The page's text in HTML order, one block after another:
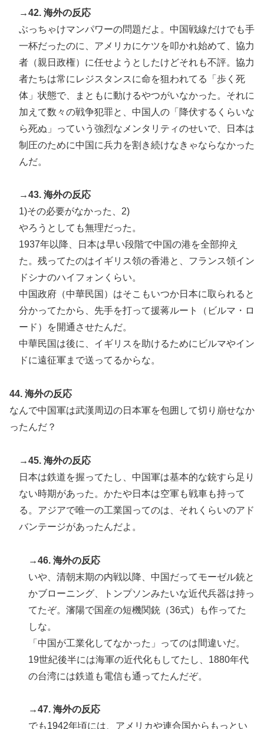
→42. 海外の反応
ぶっちゃけマンパワーの問題だよ。中国戦線だけでも手
一杯だったのに、アメリカにケツを叩かれ始めて、協力
者（親日政権）に任せようとしたけどそれも不評。協力
者たちは常にレジスタンスに命を狙われてる「歩く死
体」状態で、まともに動けるやつがいなかった。それに
加えて数々の戦争犯罪と、中国人の「降伏するくらいな
ら死ぬ」っていう強烈なメンタリティのせいで、日本は
制圧のために中国に兵力を割き続けなきゃならなかった
んだ。
→43. 海外の反応
1)その必要がなかった、2)
やろうとしても無理だった。
1937年以降、日本は早い段階で中国の港を全部抑え
た。残ってたのはイギリス領の香港と、フランス領イン
ドシナのハイフォンくらい。
中国政府（中華民国）はそこもいつか日本に取られると
分かってたから、先手を打って援蒋ルート（ビルマ・ロ
ード）を開通させたんだ。
中華民国は後に、イギリスを助けるためにビルマやイン
ドに遠征軍まで送ってるからな。
44. 海外の反応
なんで中国軍は武漢周辺の日本軍を包囲して切り崩せなか
ったんだ？
→45. 海外の反応
日本は鉄道を握ってたし、中国軍は基本的な銃すら足り
ない時期があった。かたや日本は空軍も戦車も持って
る。アジアで唯一の工業国ってのは、それくらいのアド
バンテージがあったんだよ。
→46. 海外の反応
いや、清朝末期の内戦以降、中国だってモーゼル銃と
かブローニング、トンプソンみたいな近代兵器は持っ
てたぞ。瀋陽で国産の短機関銃（36式）も作ってた
しな。
「中国が工業化してなかった」ってのは間違いだ。
19世紀後半には海軍の近代化もしてたし、1880年代
の台湾には鉄道も電信も通ってたんだぞ。
→47. 海外の反応
でも1942年頃には、アメリカや連合国からもっとい